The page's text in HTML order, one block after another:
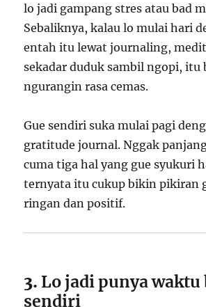
lo jadi gampang stres atau bad
Sebaliknya, kalau lo mulai hari
entah itu lewat journaling,
sekadar duduk sambil ngopi, itu
ngurangin rasa cemas.
Gue sendiri suka mulai pagi
gratitude journal. Nggak
cuma tiga hal yang gue syukuri
ternyata itu cukup bikin pikiran
ringan dan positif.
3. Lo jadi punya
sendiri